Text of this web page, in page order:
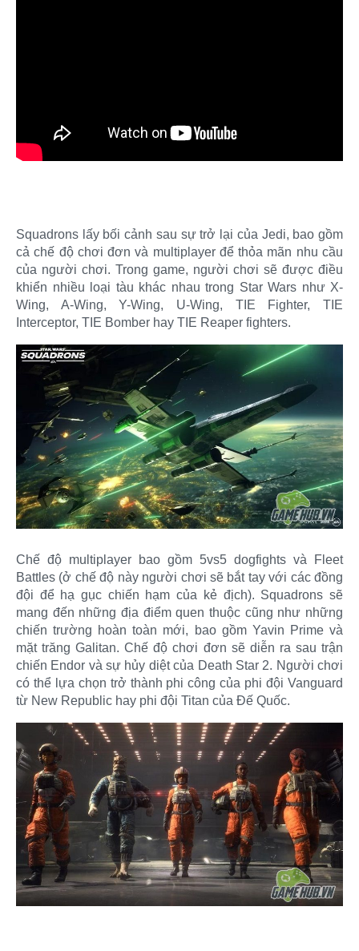
Squadrons lấy bối cảnh sau sự trở lại của Jedi, bao gồm
cả chế độ chơi đơn và multiplayer để thỏa mãn nhu cầu
của người chơi. Trong game, người chơi sẽ được điều
khiển nhiều loại tàu khác nhau trong Star Wars như X-
Wing, A-Wing, Y-Wing, U-Wing, TIE Fighter, TIE
Interceptor, TIE Bomber hay TIE Reaper fighters.​
Chế độ multiplayer bao gồm 5vs5 dogfights và Fleet
Battles (ở chế độ này người chơi sẽ bắt tay với các đồng
đội để hạ gục chiến hạm của kẻ địch). Squadrons sẽ
mang đến những địa điểm quen thuộc cũng như những
chiến trường hoàn toàn mới, bao gồm Yavin Prime và
mặt trăng Galitan. Chế độ chơi đơn sẽ diễn ra sau trận
chiến Endor và sự hủy diệt của Death Star 2. Người chơi
có thể lựa chọn trở thành phi công của phi đội Vanguard
từ New Republic hay phi đội Titan của Đế Quốc.​